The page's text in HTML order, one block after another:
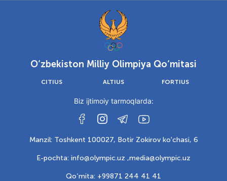
O‘zbekiston Milliy Olimpiya Qo‘mitasi
CITIUS ALTIUS FORTIUS
Biz ijtimoiy tarmoqlarda:
Manzil: Toshkent 100027, Botir Zokirov ko'chasi, 6
E-pochta: info@olympic.uz ,media@olympic.uz
Qo‘mita: +99871 244 41 41